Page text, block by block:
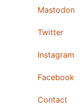
Mastodon
Twitter
Instagram
Facebook
Contact